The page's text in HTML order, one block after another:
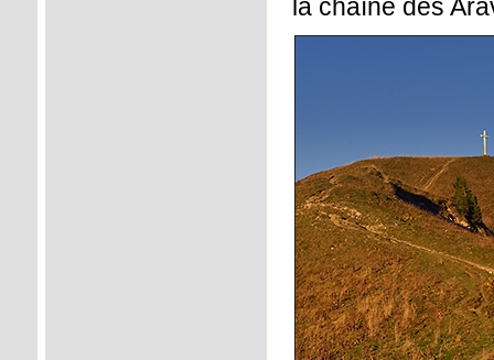
la chaîne des